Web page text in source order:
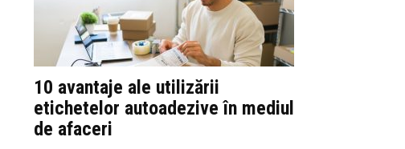
10 avantaje ale utilizării
etichetelor autoadezive în mediul
de afaceri